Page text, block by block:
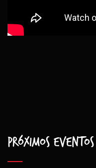
Próximos eventos